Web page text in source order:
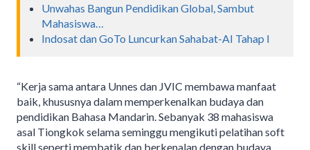
Unwahas Bangun Pendidikan Global, Sambut
Mahasiswa…
Indosat dan GoTo Luncurkan Sahabat-AI Tahap I
“Kerja sama antara Unnes dan JVIC membawa manfaat
baik, khususnya dalam memperkenalkan budaya dan
pendidikan Bahasa Mandarin. Sebanyak 38 mahasiswa
asal Tiongkok selama seminggu mengikuti pelatihan soft
skill seperti membatik dan berkenalan dengan budaya